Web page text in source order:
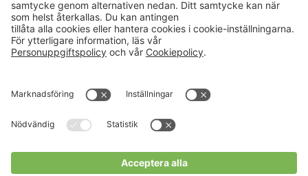
Karriär
Kalender
Verksamheter
Om Hushållningssällskapet
Hushållningssällskapens
Tjänster